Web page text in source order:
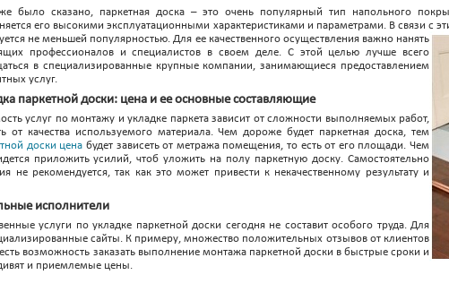
было сказано, паркетная доска – это очень популярный тип напольного
его высокими эксплуатационными характеристиками и параметрами. В связи с
не меньшей популярностью. Для еекачественного осуществления важно нанять
профессионалов и специалистов в своем деле. С этой целью лучше всего
в специализированные крупные компании, занимающиеся предоставлением
услуг.
паркетной доски: цена и ее основные составляющие
услуг по монтажу и укладке паркета зависит от сложности выполняемых работ,
от качества используемого материала. Чем дороже будет паркетная доска, тем
доски цена будет зависеть от метража помещения, то есть от его площади. Чем
приложить усилий, чтоб уложить на полу паркетную доску. Самостоятельно
не рекомендуется, так как это может привести к некачественному результату и
исполнители
услуги по укладке паркетной доски сегодня не составит особого труда. Для
сайты. К примеру, множество положительных отзывов от клиентов
возможность заказать выполнение монтажа паркетной доски в быстрые сроки и
и приемлемые цены.